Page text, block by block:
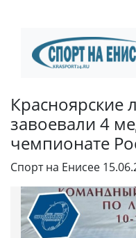
Красноярские
завоевали 4
чемпионате
Спорт на Енисее